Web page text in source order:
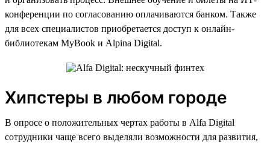
конференции по согласованию оплачиваются банком. Также
для всех специалистов приобретается доступ к онлайн-
библиотекам MyBook и Alpina Digital.
Хипстеры в любом городе
В опросе о положительных чертах работы в Alfa Digital
сотрудники чаще всего выделяли возможности для развития,